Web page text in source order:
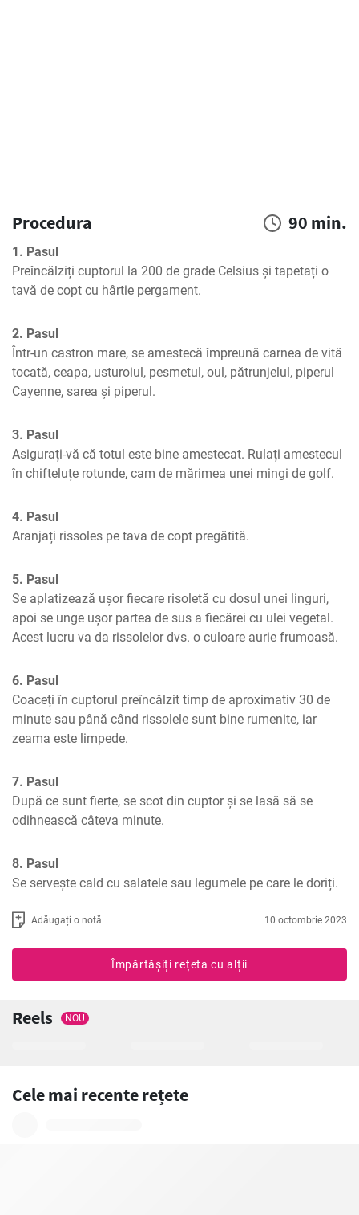
Procedura 90 min.
1. Pasul
Preîncălziți cuptorul la 200 de grade Celsius și tapetați o
tavă de copt cu hârtie pergament.
2. Pasul
Într-un castron mare, se amestecă împreună carnea de vită
tocată, ceapa, usturoiul, pesmetul, oul, pătrunjelul, piperul
Cayenne, sarea și piperul.
3. Pasul
Asigurați-vă că totul este bine amestecat. Rulați amestecul
în chifteluțe rotunde, cam de mărimea unei mingi de golf.
4. Pasul
Aranjați rissoles pe tava de copt pregătită.
5. Pasul
Se aplatizează ușor fiecare risoletă cu dosul unei linguri,
apoi se unge ușor partea de sus a fiecărei cu ulei vegetal.
Acest lucru va da rissolelor dvs. o culoare aurie frumoasă.
6. Pasul
Coaceți în cuptorul preîncălzit timp de aproximativ 30 de
minute sau până când rissolele sunt bine rumenite, iar
zeama este limpede.
7. Pasul
După ce sunt fierte, se scot din cuptor și se lasă să se
odihnească câteva minute.
8. Pasul
Se servește cald cu salatele sau legumele pe care le doriți.
Adăugați o notă 10 octombrie 2023
Împărtășiți rețeta cu alții
Reels NOU
Cele mai recente rețete